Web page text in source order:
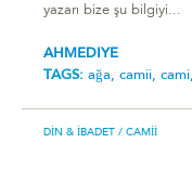
yazarı bize şu bilgiyi...
AHMEDIYE
TAGS: ağa, camii, cami,
DIN & İBADET / CAMII